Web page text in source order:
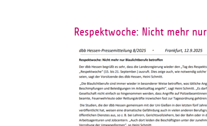
Respektwoche: Nicht mehr